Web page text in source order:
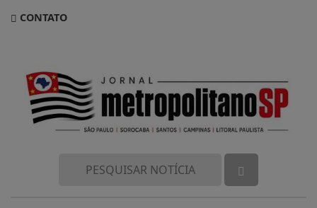
CONTATO
Esse site utiliza cookies para melhorar sua